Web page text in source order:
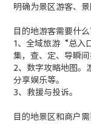
明确为景区游客、
目的地游客需要什么
1、全域旅游“总入
集，查、定、导瞬间
2、数字攻略地图。
分享娱乐等。
3、救援与投诉。
目的地景区和商户需